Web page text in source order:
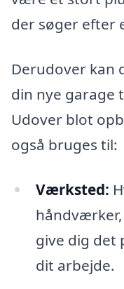
der søger efter
Derudover kan
din nye garage
Udover blot
også bruges til:
Værksted:
give dig det
dit arbejde.